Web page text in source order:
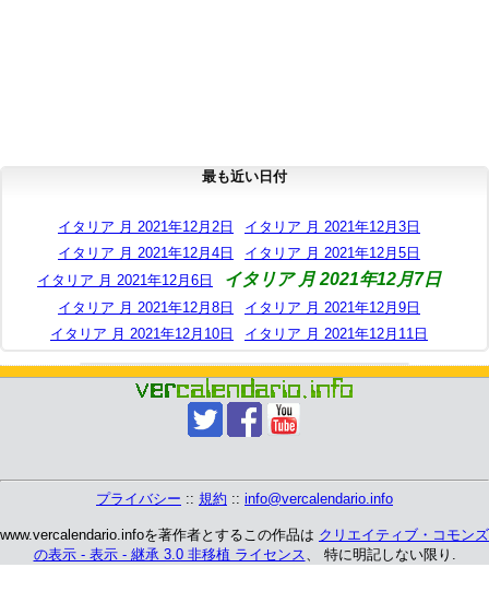
最も近い日付
イタリア 月 2021年12月2日
イタリア 月 2021年12月3日
イタリア 月 2021年12月4日
イタリア 月 2021年12月5日
イタリア 月 2021年12月6日
イタリア 月 2021年12月7日
イタリア 月 2021年12月8日
イタリア 月 2021年12月9日
イタリア 月 2021年12月10日
イタリア 月 2021年12月11日
プライバシー :: 規約 :: info@vercalendario.info
www.vercalendario.infoを著作者とするこの作品は クリエイティブ・コモンズ
の表示 - 表示 - 継承 3.0 非移植 ライセンス 、 特に明記しない限り.